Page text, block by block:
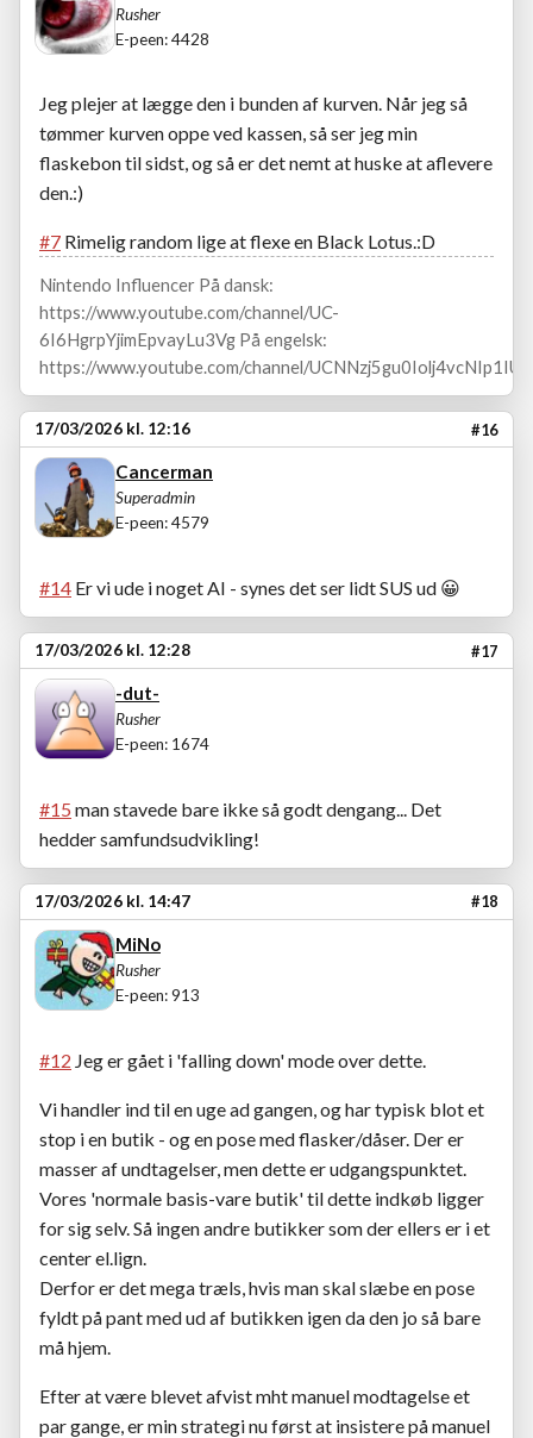
Rusher
E-peen: 4428
Jeg plejer at lægge den i bunden af kurven. Når jeg så
tømmer kurven oppe ved kassen, så ser jeg min
flaskebon til sidst, og så er det nemt at huske at aflevere
den.:)
#7 Rimelig random lige at flexe en Black Lotus.:D
Nintendo Influencer På dansk:
https://www.youtube.com/channel/UC-
6I6HgrpYjimEpvayLu3Vg På engelsk:
https://www.youtube.com/channel/UCNNzj5gu0Iolj4vcNIp1IUA
17/03/2026 kl. 12:16 #16
Cancerman
Superadmin
E-peen: 4579
#14 Er vi ude i noget AI - synes det ser lidt SUS ud 😀
17/03/2026 kl. 12:28 #17
-dut-
Rusher
E-peen: 1674
#15 man stavede bare ikke så godt dengang... Det
hedder samfundsudvikling!
17/03/2026 kl. 14:47 #18
MiNo
Rusher
E-peen: 913
#12 Jeg er gået i 'falling down' mode over dette.
Vi handler ind til en uge ad gangen, og har typisk blot et
stop i en butik - og en pose med flasker/dåser. Der er
masser af undtagelser, men dette er udgangspunktet.
Vores 'normale basis-vare butik' til dette indkøb ligger
for sig selv. Så ingen andre butikker som der ellers er i et
center el.lign.
Derfor er det mega træls, hvis man skal slæbe en pose
fyldt på pant med ud af butikken igen da den jo så bare
må hjem.
Efter at være blevet afvist mht manuel modtagelse et
par gange, er min strategi nu først at insistere på manuel